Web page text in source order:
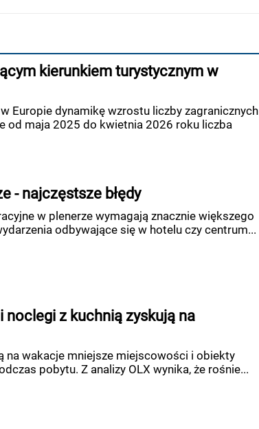
kierunkiem turystycznym w
Europie dynamikę wzrostu liczby zagranicznych
od maja 2025 do kwietnia 2026 roku liczba
- najczęstsze błędy
w plenerze wymagają znacznie większego
odbywające się w hotelu czy centrum...
z kuchnią zyskują na
na wakacje mniejsze miejscowości i obiekty
pobytu. Z analizy OLX wynika, że rośnie...